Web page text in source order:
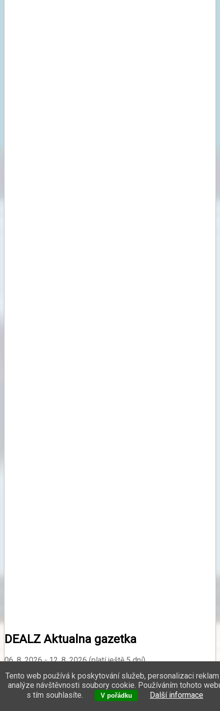
DEALZ Aktualna gazetka
06. 8. 2026 - 12. 8. 2026 (platí ještě 5 dní)
počet stran: 36
Tento web používá k poskytování služeb, personalizaci reklam
analýze návštěvnosti soubory cookie. Používáním tohoto
s tím souhlasíte.
V pořádku Další informace